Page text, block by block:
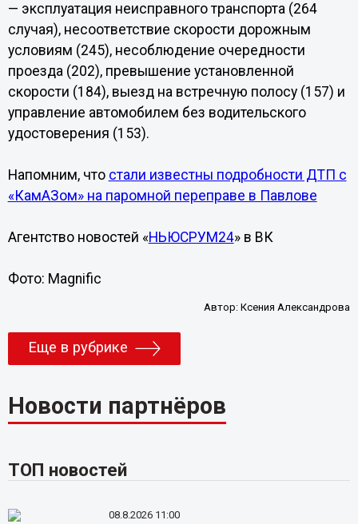
— эксплуатация неисправного транспорта (264
случая), несоответствие скорости дорожным
условиям (245), несоблюдение очередности
проезда (202), превышение установленной
скорости (184), выезд на встречную полосу (157) и
управление автомобилем без водительского
удостоверения (153).
Напомним, что стали известны подробности ДТП с
«КамАЗом» на паромной переправе в Павлове
Агентство новостей «НЬЮСРУМ24» в ВК
Фото: Magnific
Автор:Ксения Александрова
Еще в рубрике
Новости партнёров
ТОП новостей
08.8.2026 11:00